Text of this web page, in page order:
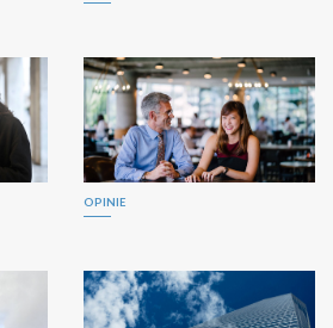
OPINIE